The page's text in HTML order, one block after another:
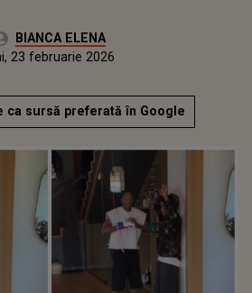
BIANCA ELENA
23 februarie 2026
ca sursă preferată în Google